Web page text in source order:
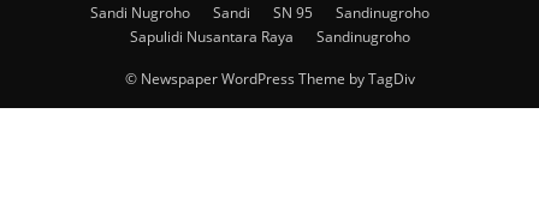
Sandi Nugroho
Sandi SN 95
Sandinugroho
Sapulidi Nusantara Raya
Sandinugroho
© Newspaper WordPress Theme by TagDiv